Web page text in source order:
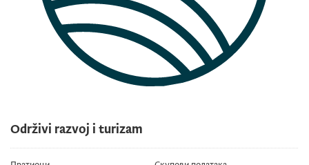
Održivi razvoj i turizam